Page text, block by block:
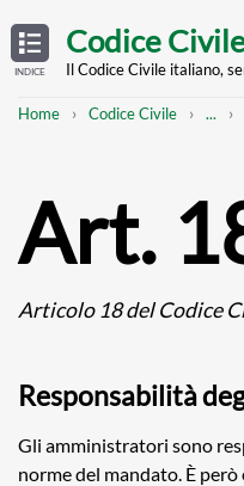
TABLE
OF
CONTENTS
INDICE
main
Codice
Il Codice Civile italiano,
Breadcrumb
Home Codice Civile ...
Art.
Articolo 18 del Codice
Responsabilità
Gli amministratori sono
norme del mandato. È